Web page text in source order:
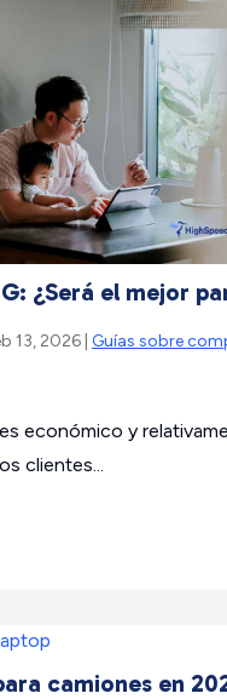
¿Será el mejor
13, 2026 | Guías sobre
económico y
clientes...
camiones en